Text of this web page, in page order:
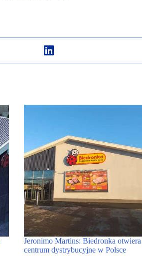
Jeronimo Martins: Biedronka otwiera
centrum dystrybucyjne w Polsce